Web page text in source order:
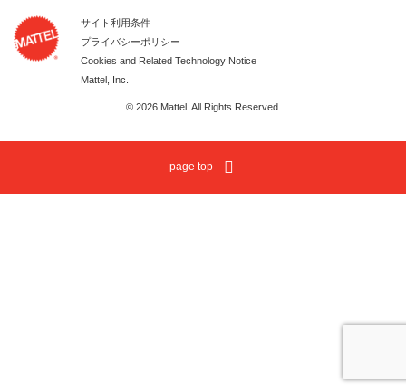
サイト利用条件
プライバシーポリシー
Cookies and Related Technology Notice
Mattel, Inc.
© 2026 Mattel. All Rights Reserved.
page top